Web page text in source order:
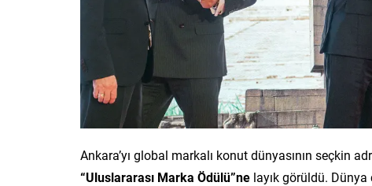
Ankara’yı global markalı konut dünyasının seçkin
“Uluslararası Marka Ödülü”ne layık görüldü.